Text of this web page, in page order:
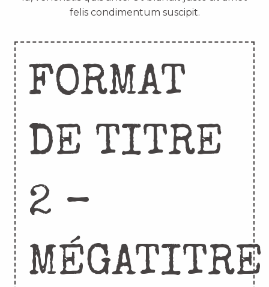
felis condimentum suscipit.
FORMAT
DE TITRE
2 –
MÉGATITRE